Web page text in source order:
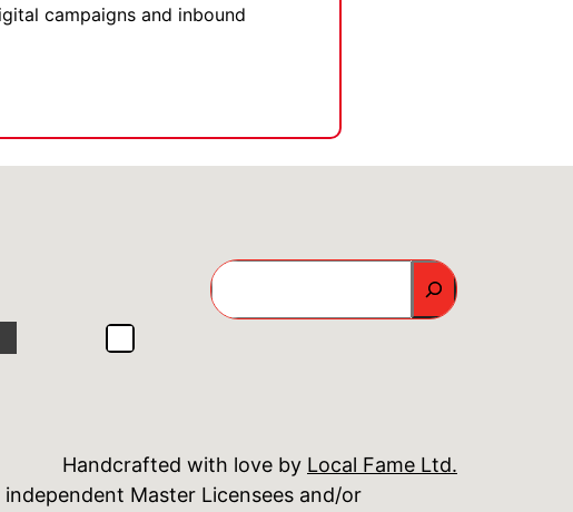
campaigns and inbound
GO
Handcrafted with love by Local Fame Ltd.
Master Licensees and/or